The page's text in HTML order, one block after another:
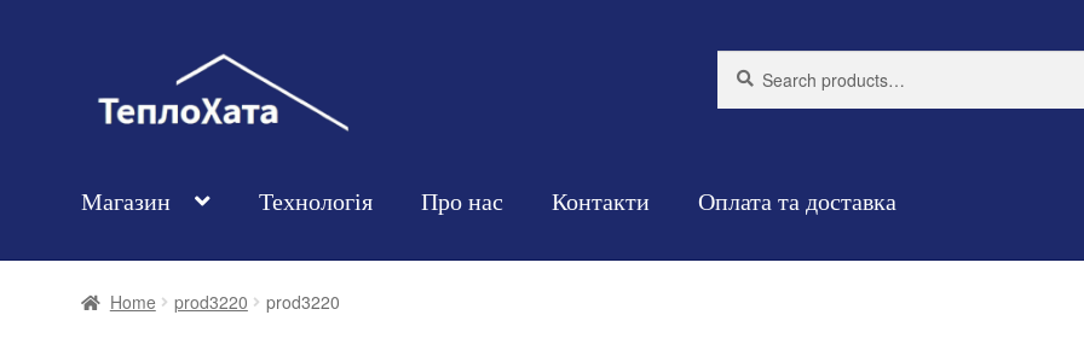
for:
Магазин Технологія Про нас Контакти Оплата та доставка
Home prod3220 prod3220